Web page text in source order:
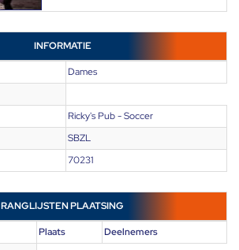
INFORMATIE
Dames
Ricky's Pub - Soccer
SBZL
70231
RANGLIJSTEN PLAATSING
Plaats Deelnemers